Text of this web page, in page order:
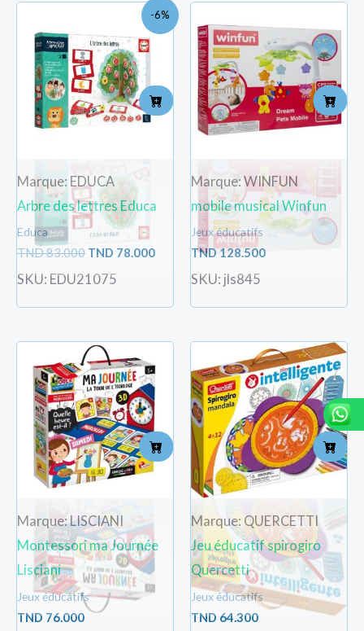
-6%
Marque: EDUCA
Arbre des lettres Educa
Educa
TND83.000
initial
était :
TND
83.000.
TND 78.000
Le
prix
78.000.
SKU: EDU21075
Marque: WINFUN
mobile musical Winfun
Jeux éducatifs
TND128.500
SKU: jls845
Marque: LISCIANI
Montessori ma Journée
Lisciani
Jeux éducatifs
TND 76.000
Marque: QUERCETTI
Jeu éducatif spirogiro
Quercetti
Jeux éducatifs
TND 64.300